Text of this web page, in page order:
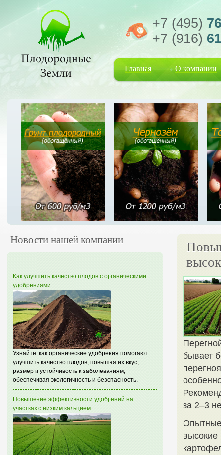
+7 (495)
+7 (916)
Главная О компании
Новости нашей компании
Как улучшить качество плодов с органическими
удобрениями
Узнайте, как органические удобрения помогают
улучшить качество плодов, повышая их вкус,
размер и устойчивость к заболеваниям,
обеспечивая экологичность и безопасность.
Повышение эффективности удобрений на
участках с низким кальцием
бывает
за 2–3
Опытные
высокие